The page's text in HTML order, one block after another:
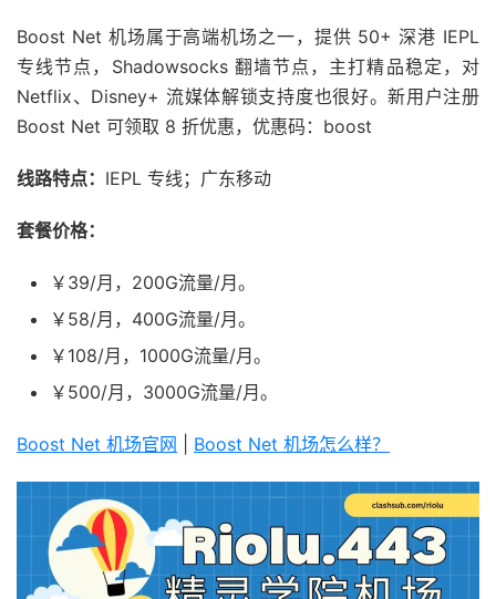
Boost Net 机场属于高端机场之一，提供 50+ 深港 IEPL
专线节点，Shadowsocks 翻墙节点，主打精品稳定，对
Netflix、Disney+ 流媒体解锁支持度也很好。新用户注册
Boost Net 可领取 8 折优惠，优惠码：boost
线路特点： IEPL 专线；广东移动
套餐价格：
￥39/月，200G流量/月。
￥58/月，400G流量/月。
￥108/月，1000G流量/月。
￥500/月，3000G流量/月。
Boost Net 机场官网 Boost Net 机场怎么样？